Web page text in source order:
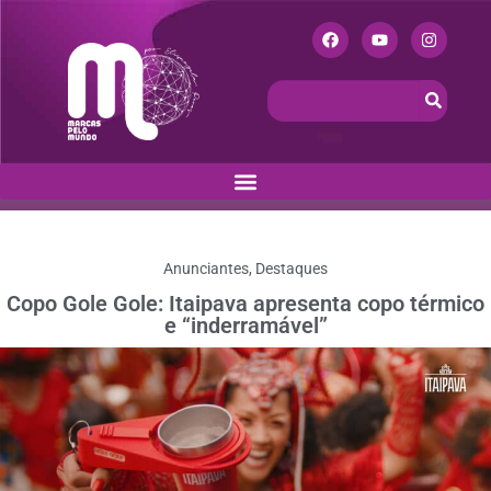
Anunciantes, Destaques
Copo Gole Gole: Itaipava apresenta copo térmico
e “inderramável”